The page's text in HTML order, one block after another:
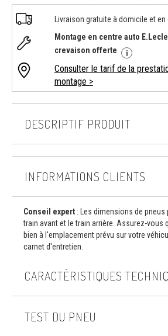
Livraison gratuite à domicile et
Montage en centre auto
crevaison offerte
Consulter le tarif de la
montage >
DESCRIPTIF PRODUIT
INFORMATIONS CLIENTS
Conseil expert : Les dimensions de pneus
train avant et le train arrière. Assurez-vous
bien à l'emplacement prévu sur votre
carnet d'entretien.
CARACTÉRISTIQUES
TEST DU PNEU